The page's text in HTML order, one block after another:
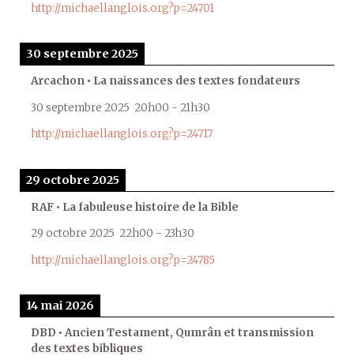
http://michaellanglois.org?p=24701
30 septembre 2025
Arcachon • La naissances des textes fondateurs
30 septembre 2025 20h00 - 21h30
http://michaellanglois.org?p=24717
29 octobre 2025
RAF • La fabuleuse histoire de la Bible
29 octobre 2025 22h00 - 23h30
http://michaellanglois.org?p=24785
14 mai 2026
DBD • Ancien Testament, Qumrân et transmission
des textes bibliques